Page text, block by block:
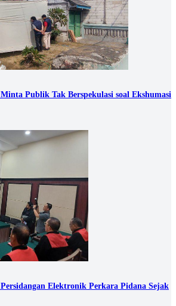
Publik Tak Berspekulasi soal Ekshumasi
Elektronik Perkara Pidana Sejak